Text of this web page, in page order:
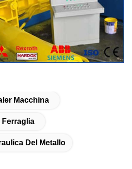
Macchina
Ferraglia
Del Metallo